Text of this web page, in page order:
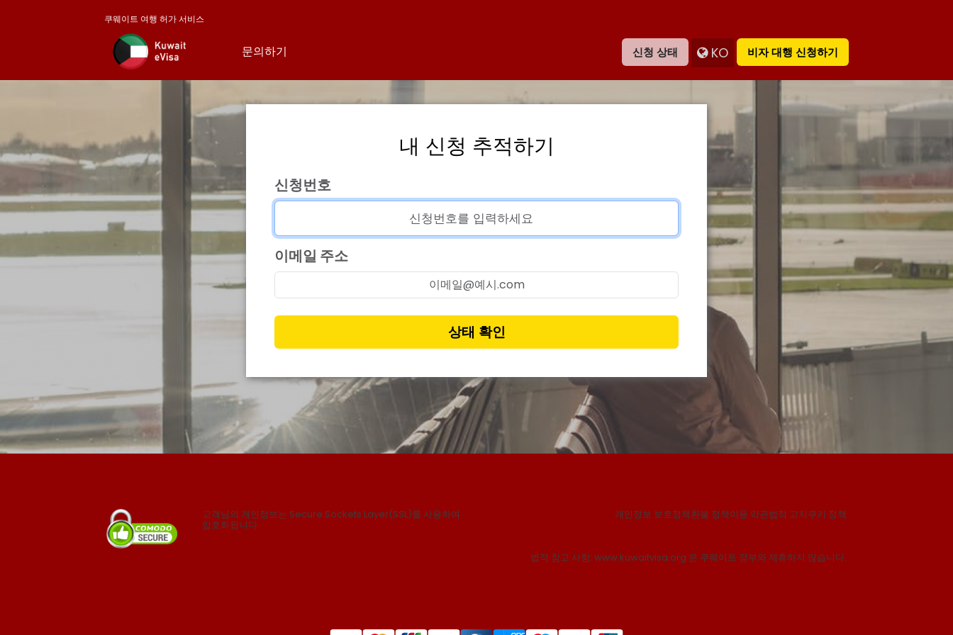
쿠웨이트 여행 허가 서비스
문의하기 신청 상태 KO 비자 대행 신청하기
내 신청 추적하기
신청번호
이메일 주소
상태 확인
고객님의 개인정보는 Secure Sockets Layer(SSL)를 사용하여
암호화됩니다.
개인정보 보호정책환불 정책이용 약관법적 고지쿠키 정책
법적 참고 사항: www.kuwaitvisa.org 은 쿠웨이트 정부와 제휴하지 않습니다.